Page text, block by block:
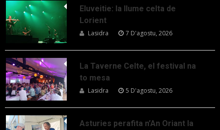
Eluveitie: la llume celta de
Lorient
Lasidra 7 D'agostu, 2026
La Taverne Celte, el festival na
to mesa
Lasidra 5 D'agostu, 2026
Asturies perafita n’An Oriant la